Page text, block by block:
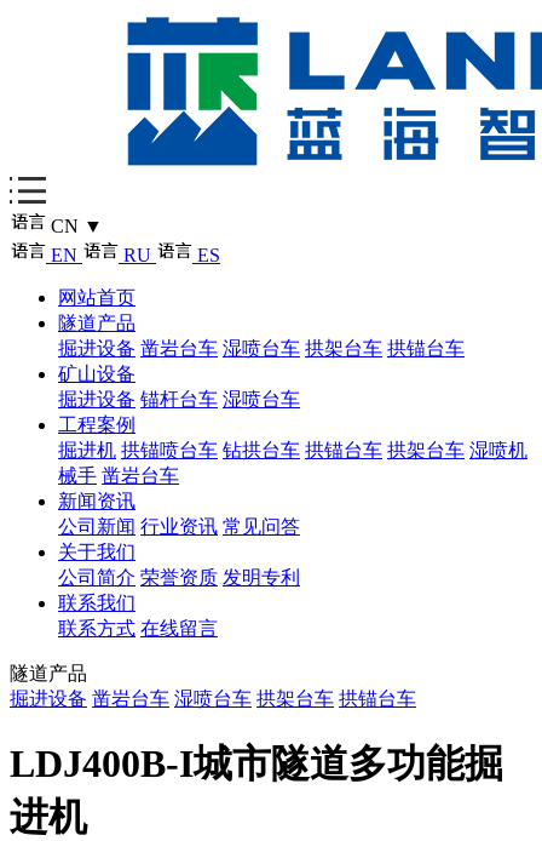
CN ▼
EN
RU ES
网站首页
隧道产品
掘进设备 凿岩台车 湿喷台车 拱架台车 拱锚台车
矿山设备
掘进设备 锚杆台车 湿喷台车
工程案例
掘进机 拱锚喷台车 钻拱台车 拱锚台车 拱架台车 湿喷机
械手 凿岩台车
新闻资讯
公司新闻 行业资讯 常见问答
关于我们
公司简介 荣誉资质 发明专利
联系我们
联系方式 在线留言
隧道产品
掘进设备 凿岩台车 湿喷台车 拱架台车 拱锚台车
LDJ400B-I城市隧道多功能掘
进机